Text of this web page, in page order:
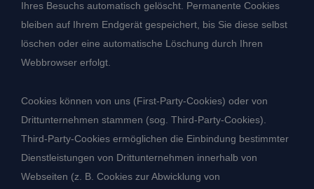
Ihres Besuchs automatisch gelöscht. Permanente Cookies
bleiben auf Ihrem Endgerät gespeichert, bis Sie diese selbst
löschen oder eine automatische Löschung durch Ihren
Webbrowser erfolgt.
Cookies können von uns (First-Party-Cookies) oder von
Drittunternehmen stammen (sog. Third-Party-Cookies).
Third-Party-Cookies ermöglichen die Einbindung bestimmter
Dienstleistungen von Drittunternehmen innerhalb von
Webseiten (z. B. Cookies zur Abwicklung von